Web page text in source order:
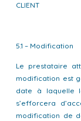
CLIENT
5.1 – Modification
Le prestataire
modification est
date à laquelle
s’efforcera
modification de